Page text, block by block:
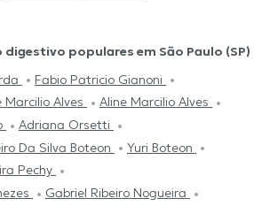
populares em São Paulo (SP)
Fabio Patricio Gianoni
Marcilio Alves
Aline Marcilio Alves
Adriana Orsetti
Da Silva Boteon
Yuri Boteon
Pechy
Gabriel Ribeiro Nogueira